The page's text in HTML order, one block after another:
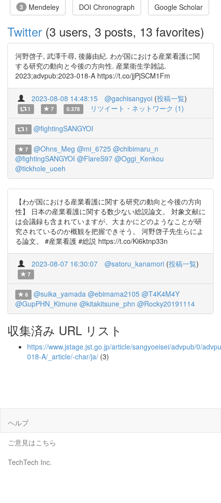
3 Mendeley DOI Chronograph Google Scholar
Twitter (3 users, 3 posts, 13 favorites)
河野啓子, 武澤千尋, 後藤由紀. わが国における産業看護に関
する研究の動向と今後の方向性. 産業衛生学雑誌.
2023;advpub:2023-018-A https://t.co/jjPjSCM1Fm
2023-08-08 14:48:15 @gachisangyoi (投稿一覧)
1 7 0.378 リツイート・ネットワーク (1)
1 @fightingSANGYOI
7 @Ohns_Meg @mi_6725 @chibimaru_n
@fightingSANGYOI @FlareS97 @Oggi_Kenkou
@tickhole_uoeh
【わが国における産業看護に関する研究の動向と今後の方向
性】 日本の産業看護に関する数少ない総説論文。 対象文献に
は会議録も含まれていますが、大まかにどのようなことが研
究されているのか概観を把握できそう。 河野啓子先生らによ
る論文。 #産業看護 #総説 https://t.co/Ki6ktnp33n
2023-08-07 16:30:07 @satoru_kanamori (投稿一覧)
7
6 @suika_yamada @ebimama2105 @T4K4M4Y
@GupPHN_Kimune @kitakitsune_phn @Rocky20191114
収集済み URL リスト
https://www.jstage.jst.go.jp/article/sangyoeisei/advpub/0/
018-A/_article/-char/ja/ (3)
ヘルプ
ご意見はこちら
TechTech Inc.